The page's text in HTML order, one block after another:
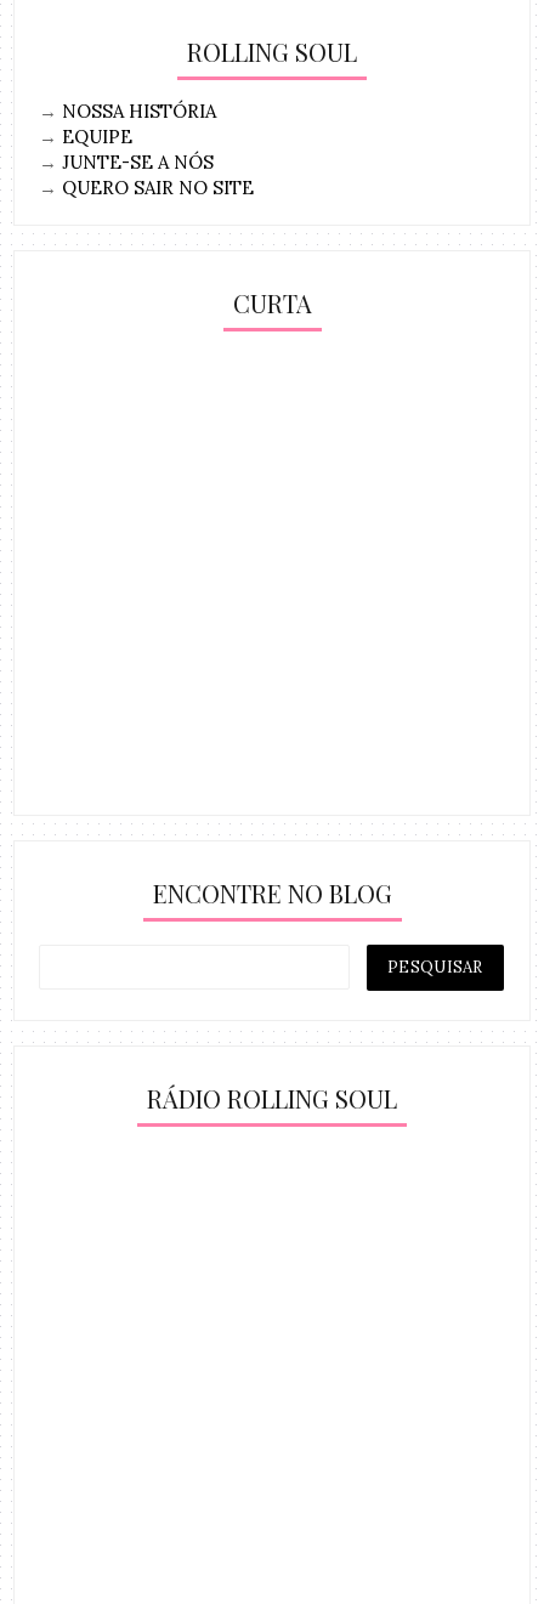
ROLLING SOUL
→ NOSSA HISTÓRIA
→ EQUIPE
→JUNTE-SE A NÓS
→ QUERO SAIR NO SITE
CURTA
ENCONTRE NO BLOG
RÁDIO ROLLING SOUL